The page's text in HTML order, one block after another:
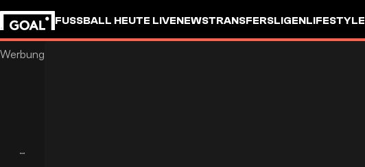
FUSSBALL HEUTE LIVENEWSTRANSFERSLIGENLIFESTYLE